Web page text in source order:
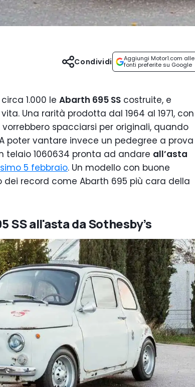
Aggiungi Motor1.com alle
fonti preferite su Google
Condividi
1.000 le Abarth 695 SS costruite, e
Una rarità prodotta dal 1964 al 1971, con
spacciarsi per originali, quando
poter vantare invece un pedegree a prova
telaio 1060634 pronta ad andare all’asta
5 febbraio. Un modello con buone
dei record come Abarth 695 più cara della
SS all'asta da Sothesby’s